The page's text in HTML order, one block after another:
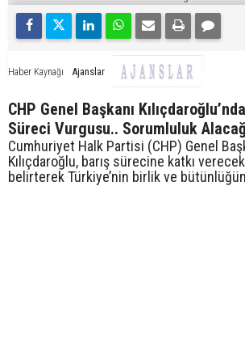
Haber Kaynağı Ajanslar
CHP Genel Başkanı
Süreci Vurgusu.. Sorumluluk
Cumhuriyet Halk Partisi (CHP) Genel
Kılıçdaroğlu, barış sürecine katkı
belirterek Türkiye’nin birlik ve